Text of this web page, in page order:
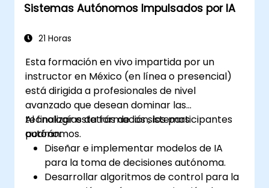
Implementar aplicaciones prácticas de
Sistemas Autónomos Impulsados por IA
21 Horas
Esta formación en vivo impartida por un
instructor en México (en línea o presencial)
está dirigida a profesionales de nivel
avanzado que desean dominar las
tecnologías detrás de los sistemas
autónomos.
Al finalizar esta formación, los participantes
podrán:
Diseñar e implementar modelos de IA
para la toma de decisiones autónoma.
Desarrollar algoritmos de control para la